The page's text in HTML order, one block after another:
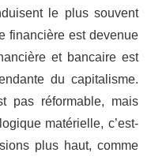
le plus souvent
financière est devenue
et bancaire est
du capitalisme.
pas réformable, mais
matérielle, c’est-
plus haut, comme